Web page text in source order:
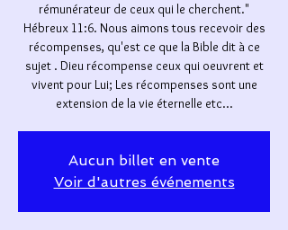
rémunérateur de ceux qui le cherchent."
Hébreux 11:6. Nous aimons tous recevoir des
récompenses, qu'est ce que la Bible dit à ce
sujet . Dieu récompense ceux qui oeuvrent et
vivent pour Lui; Les récompenses sont une
extension de la vie éternelle etc...
Aucun billet en vente
Voir d'autres événements